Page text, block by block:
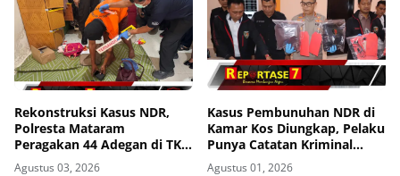
Rekonstruksi Kasus NDR,
Polresta Mataram
Peragakan 44 Adegan di TKP
Kos Gomong
Agustus 03, 2026
Kasus Pembunuhan NDR di
Kamar Kos Diungkap, Pelaku
Punya Catatan Kriminal
Kekerasan
Agustus 01, 2026